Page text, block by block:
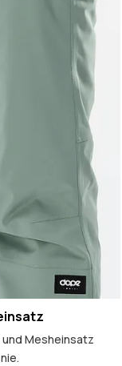
Mesheinsatz